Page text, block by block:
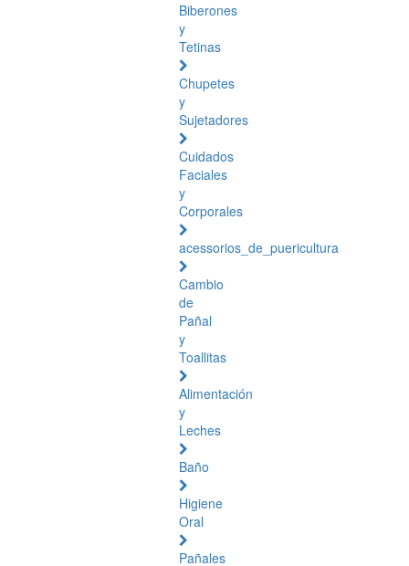
Biberones
y
Tetinas
Chupetes
y
Sujetadores
Cuidados
Faciales
y
Corporales
acessorios_de_puericultura
Cambio
de
Pañal
y
Toallitas
Alimentación
y
Leches
Baño
Higiene
Oral
Pañales